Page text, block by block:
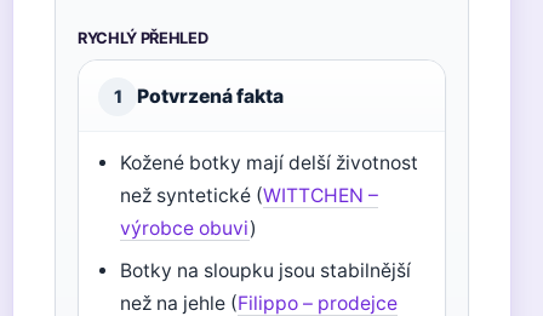
RYCHLÝ PŘEHLED
1 Potvrzená fakta
Kožené botky mají delší životnost
než syntetické (WITTCHEN –
výrobce obuvi)
Botky na sloupku jsou stabilnější
než na jehle (Filippo – prodejce